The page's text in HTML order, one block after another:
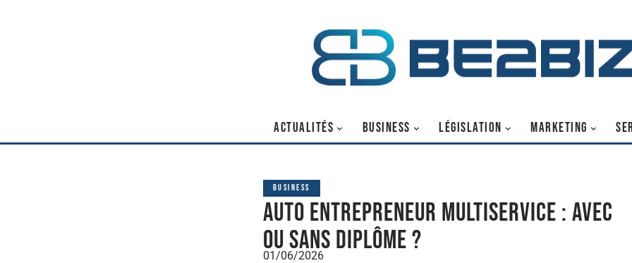
ACTUALITÉS BUSINESS LÉGISLATION MARKETING
BUSINESS
Auto entrepreneur multiservice : avec
ou sans diplôme ?
01/06/2026